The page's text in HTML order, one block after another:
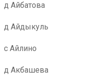
д Айбатова
д Айдыкуль
с Айлино
д Акбашева